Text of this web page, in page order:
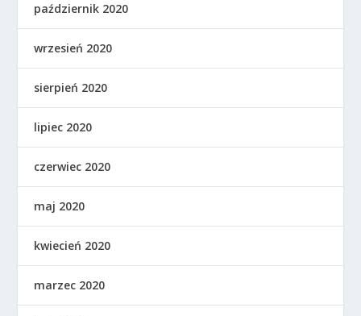
październik 2020
wrzesień 2020
sierpień 2020
lipiec 2020
czerwiec 2020
maj 2020
kwiecień 2020
marzec 2020